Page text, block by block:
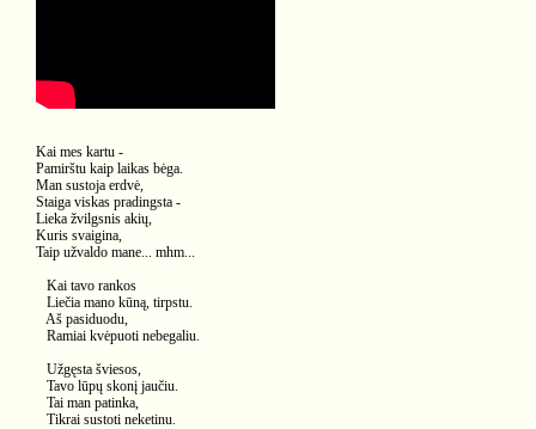
Kai mes kartu -
Pamirštu kaip laikas bėga.
Man sustoja erdvė,
Staiga viskas pradingsta -
Lieka žvilgsnis akių,
Kuris svaigina,
Taip užvaldo mane... mhm...
Kai tavo rankos
Liečia mano kūną, tirpstu.
Aš pasiduodu,
Ramiai kvėpuoti nebegaliu.
Užgęsta šviesos,
Tavo lūpų skonį jaučiu.
Tai man patinka,
Tikrai sustoti neketinu.